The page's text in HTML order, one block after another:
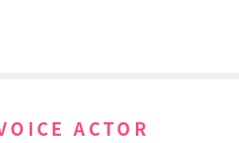
ACTOR